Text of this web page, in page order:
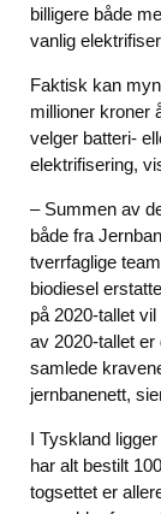
billigere både
vanlig
Faktisk kan
millioner kroner
velger batteri-
elektrifisering,
– Summen av
både fra
tverrfaglige
biodiesel
på 2020-tallet
av 2020-tallet
samlede
jernbanenett,
I Tyskland
har alt bestilt
togsettet er